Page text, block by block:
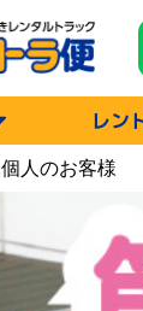
レン
個人のお客様